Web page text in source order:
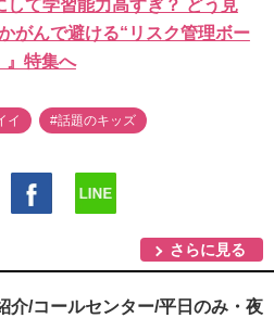
して学習能力高すぎ？ どう見
がんで避ける“リスク管理ボー
』特集へ
イ #話題のキッズ
さらに見る
介/コールセンター/平日のみ・夜